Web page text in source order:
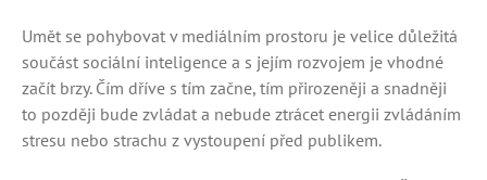
Umět se pohybovat v mediálním prostoru je velice důležitá
součást sociální inteligence a s jejím rozvojem je vhodné
začít brzy. Čím dříve s tím začne, tím přirozeněji a snadněji
to později bude zvládat a nebude ztrácet energii zvládáním
stresu nebo strachu z vystoupení před publikem.